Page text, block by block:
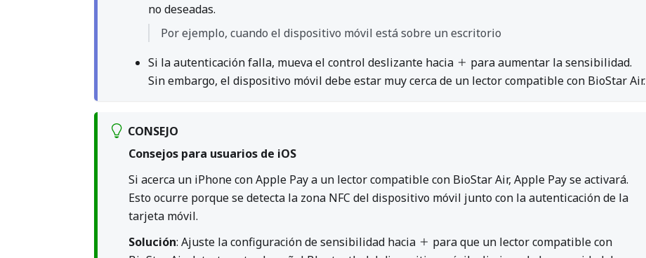
no deseadas.
Por ejemplo, cuando el dispositivo móvil está sobre un escritorio
Si la autenticación falla, mueva el control deslizante hacia
para aumentar la sensibilidad.
Sin embargo, el dispositivo móvil debe estar muy cerca de un lector compatible con BioStar Air.
CONSEJO
Consejos para usuarios de iOS
Si acerca un iPhone con Apple Pay a un lector compatible con BioStar Air, Apple Pay se activará.
Esto ocurre porque se detecta la zona NFC del dispositivo móvil junto con la autenticación de la
tarjeta móvil.
Solución: Ajuste la configuración de sensibilidad hacia
para que un lector compatible con